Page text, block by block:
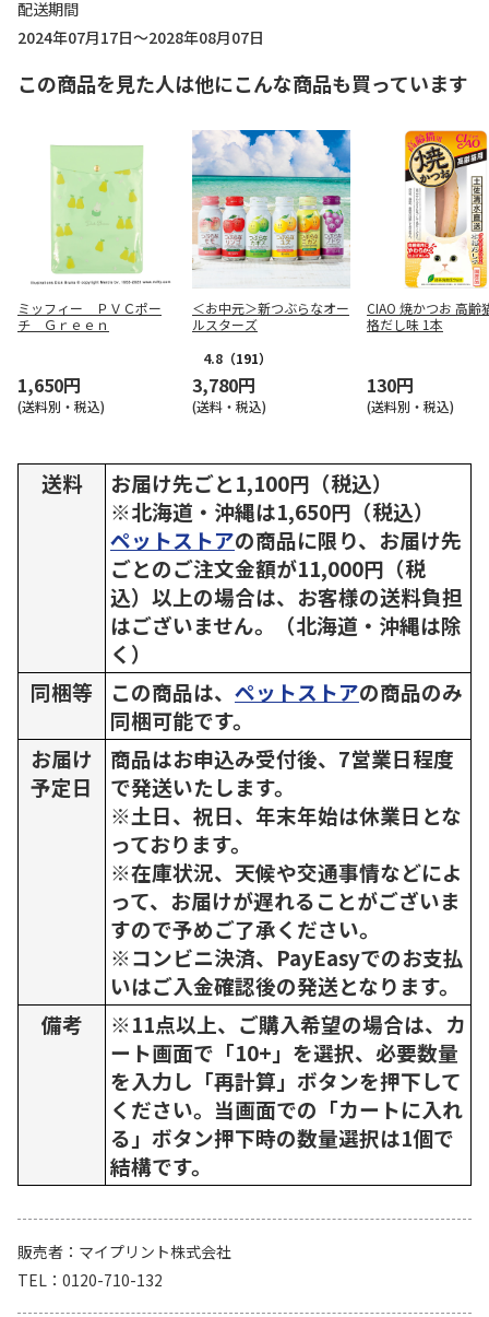
配送期間
2024年07月17日～2028年08月07日
この商品を見た人は他にこんな商品も買っています
ミッフィー ＰＶＣポー
チ Ｇｒｅｅｎ
1,650円
(送料別・税込)
＜お中元＞新つぶらなオー
ルスターズ
4.8 （191）
3,780円
(送料・税込)
CIAO 焼かつお 高齢
格だし味 1本
130円
(送料別・税込)
送料
お届け先ごと1,100円（税込）
※北海道・沖縄は1,650円（税込）
ペットストアの商品に限り、お届け先
ごとのご注文金額が11,000円（税
込）以上の場合は、お客様の送料負担
はございません。（北海道・沖縄は除
く）
同梱等
この商品は、 ペットストアの商品のみ
同梱可能です。
お届け
予定日
商品はお申込み受付後、7営業日程度
で発送いたします。
※土日、祝日、年末年始は休業日とな
っております。
※在庫状況、天候や交通事情などによ
って、お届けが遅れることがございま
すので予めご了承ください。
※コンビニ決済、PayEasyでのお支払
いはご入金確認後の発送となります。
備考
※11点以上、ご購入希望の場合は、カ
ート画面で「10+」を選択、必要数量
を入力し「再計算」ボタンを押下して
ください。当画面での「カートに入れ
る」ボタン押下時の数量選択は1個で
結構です。
販売者
マイプリント株式会社
TEL
0120-710-132